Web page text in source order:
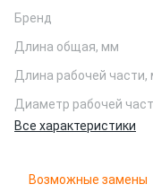
Бренд
Длина общая, мм
Длина рабочей части,
Диаметр рабочей
Все характеристики
Возможные замены